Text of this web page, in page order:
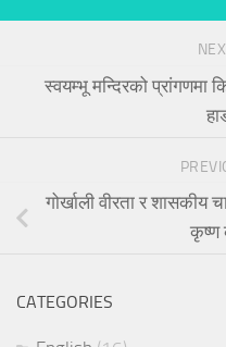
स्वयम्भू मन्दिरको प्रांगणमा
गोर्खाली वीरता र शासकीय
कृष्ण
CATEGORIES